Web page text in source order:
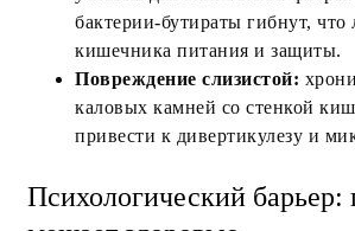
бактерии-бутираты гибнут, что
кишечника питания и защиты.
Повреждение слизистой:
каловых камней со стенкой
привести к дивертикулезу и
Психологический барьер: